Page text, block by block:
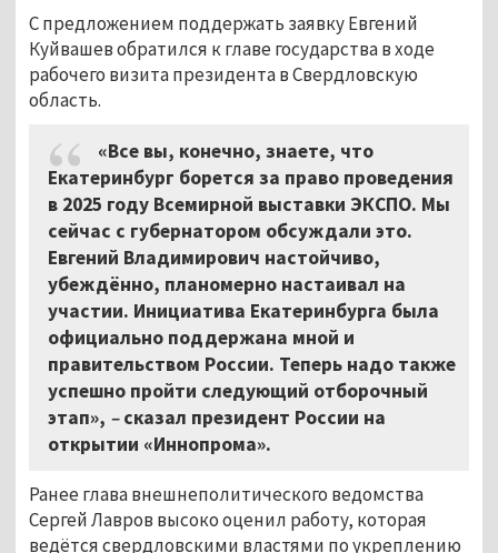
С предложением поддержать заявку Евгений
Куйвашев обратился к главе государства в ходе
рабочего визита президента в Свердловскую
область.
«Все вы, конечно, знаете, что
Екатеринбург борется за право проведения
в 2025 году Всемирной выставки ЭКСПО. Мы
сейчас с губернатором обсуждали это.
Евгений Владимирович настойчиво,
убеждённо, планомерно настаивал на
участии. Инициатива Екатеринбурга была
официально поддержана мной и
правительством России. Теперь надо также
успешно пройти следующий отборочный
этап», –сказал президент России на
открытии «Иннопрома».
Ранее глава внешнеполитического ведомства
Сергей Лавров высоко оценил работу, которая
ведётся свердловскими властями по укреплению